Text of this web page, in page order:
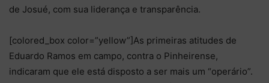
de Josué, com sua liderança e transparência.
[colored_box color=”yellow”]As primeiras atitudes de
Eduardo Ramos em campo, contra o Pinheirense,
indicaram que ele está disposto a ser mais um “operário”.